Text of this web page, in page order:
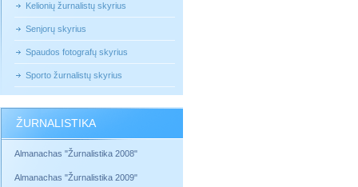
Kelionių žurnalistų skyrius
Senjorų skyrius
Spaudos fotografų skyrius
Sporto žurnalistų skyrius
ŽURNALISTIKA
Almanachas "Žurnalistika 2008"
Almanachas "Žurnalistika 2009"